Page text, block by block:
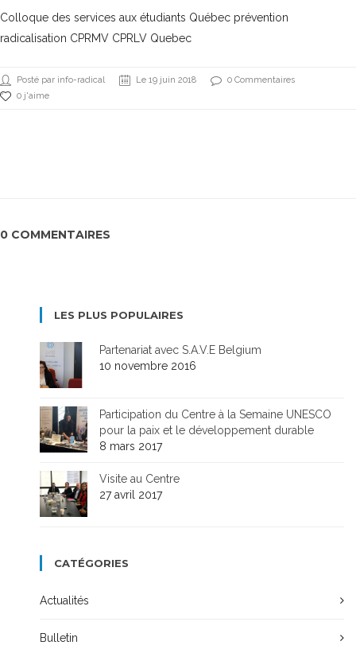
Colloque des services aux étudiants Québec prévention
radicalisation CPRMV CPRLV Quebec
Posté par info-radical Le 19 juin 2018
0 Commentaires
0 j'aime
0 COMMENTAIRES
LES PLUS POPULAIRES
Partenariat avec S.A.V.E Belgium
10 novembre 2016
Participation du Centre à la Semaine UNESCO
pour la paix et le développement durable
8 mars 2017
Visite au Centre
27 avril 2017
CATÉGORIES
Actualités
Bulletin